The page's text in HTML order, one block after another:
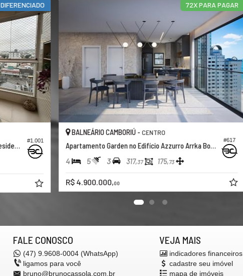
DIFERENCIADO
#1.001
Apartamento Garden no Edifício Royalton Residence
72X PARA PAGAR
#617
BALNEÁRIO CAMBORIÚ -CENTRO
Apartamento Garden no Edifício Azzurro Arrka Boutique
4 5 3 317,37 175,73
R$ 4.900.000,00
FALE CONOSCO
(47) 9.9608-0004 (WhatsApp)
ligamos para você
bruno@brunocassola.com.br
VEJA MAIS
indicadores financeiros
cadastre seu imóvel
mapa de imóveis